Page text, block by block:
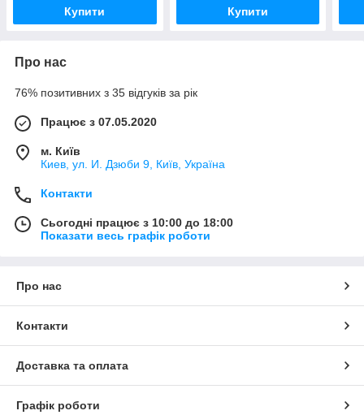
Купити Купити
Про нас
76% позитивних з 35 відгуків за рік
Працює з 07.05.2020
м. Київ
Киев, ул. И. Дзюби 9, Київ, Україна
Контакти
Сьогодні працює з 10:00 до 18:00
Показати весь графік роботи
Про нас
Контакти
Доставка та оплата
Графік роботи